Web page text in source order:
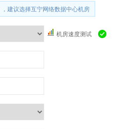
建议选择互宁网络数据中心机房
机房速度测试